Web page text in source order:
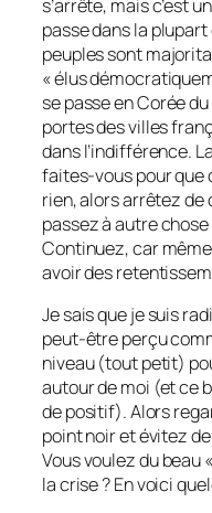
s’arrête, mais c’est
passe dans la plupart
peuples sont
« élus
se passe en Corée
portes des villes
dans l’indifférence.
faites-vous pour que
rien, alors arrêtez
passez à autre
Continuez, car
avoir des
Je sais que je suis
peut-être perçu
niveau (tout petit)
autour de moi (et ce
de positif). Alors
point noir et évitez
Vous voulez du beau
la crise ? En voici